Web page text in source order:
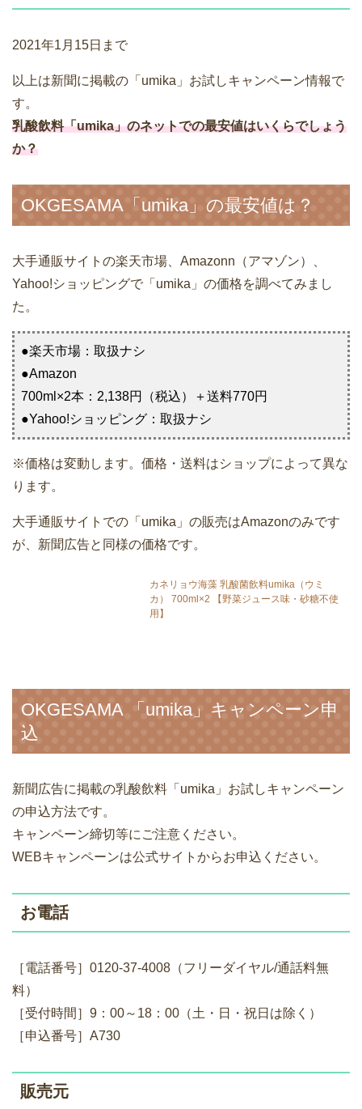
2021年1月15日まで
以上は新聞に掲載の「umika」お試しキャンペーン情報で
す。
乳酸飲料「umika」のネットでの最安値はいくらでしょう
か？
OKGESAMA「umika」の最安値は？
大手通販サイトの楽天市場、Amazonn（アマゾン）、
Yahoo!ショッピングで「umika」の価格を調べてみまし
た。
●楽天市場：取扱ナシ
●Amazon
700ml×2本：2,138円（税込）＋送料770円
●Yahoo!ショッピング：取扱ナシ
※価格は変動します。価格・送料はショップによって異な
ります。
大手通販サイトでの「umika」の販売はAmazonのみです
が、新聞広告と同様の価格です。
カネリョウ海藻 乳酸菌飲料umika（ウミ
カ） 700ml×2 【野菜ジュース味・砂糖不使
用】
OKGESAMA 「umika」キャンペーン申
込
新聞広告に掲載の乳酸飲料「umika」お試しキャンペーン
の申込方法です。
キャンペーン締切等にご注意ください。
WEBキャンペーンは公式サイトからお申込ください。
お電話
［電話番号］0120-37-4008（フリーダイヤル/通話料無
料）
［受付時間］9：00～18：00（土・日・祝日は除く）
［申込番号］A730
販売元